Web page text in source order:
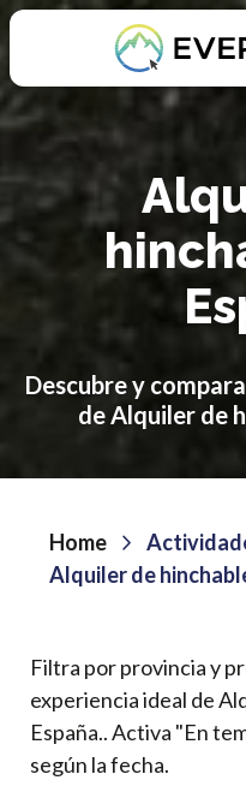
Descubre y
de Alquiler de
Home
Alquiler de
Filtra por provincia y
experiencia ideal de
España.. Activa "En
según la fecha.